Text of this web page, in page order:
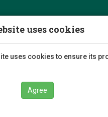
uses cookies
uses cookies to ensure its
Agree